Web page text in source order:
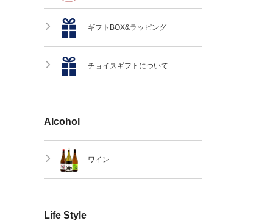
ギフトBOX&ラッピング
チョイスギフトについて
Alcohol
ワイン
Life Style